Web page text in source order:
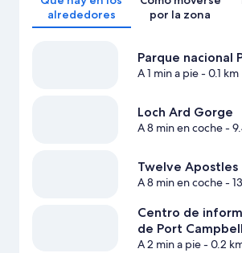
alrededores
por la zona
Parque nacional
A 1 min a pie- 0.1 km
Loch Ard Gorge
A 8 min en coche-
Twelve Apostles
A 8 min en coche-
Centro de
de Port Campbell
A 2 min a pie- 0.2